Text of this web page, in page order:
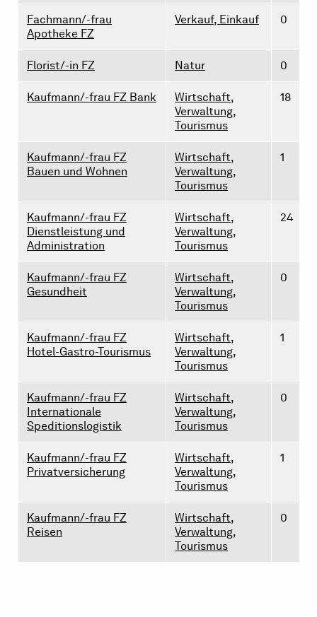
Fachmann/-frau
Apotheke FZ
Verkauf, Einkauf 0
Florist/-in FZ Natur 0
Kaufmann/-frau FZ Bank
Wirtschaft,
Verwaltung,
Tourismus
18
Kaufmann/-frau FZ
Bauen und Wohnen
Wirtschaft,
Verwaltung,
Tourismus
1
Kaufmann/-frau FZ
Dienstleistung und
Administration
Wirtschaft,
Verwaltung,
Tourismus
24
Kaufmann/-frau FZ
Gesundheit
Wirtschaft,
Verwaltung,
Tourismus
0
Kaufmann/-frau FZ
Hotel-Gastro-Tourismus
Wirtschaft,
Verwaltung,
Tourismus
1
Kaufmann/-frau FZ
Internationale
Speditionslogistik
Wirtschaft,
Verwaltung,
Tourismus
0
Kaufmann/-frau FZ
Privatversicherung
Wirtschaft,
Verwaltung,
Tourismus
1
Kaufmann/-frau FZ
Reisen
Wirtschaft,
Verwaltung,
Tourismus
0